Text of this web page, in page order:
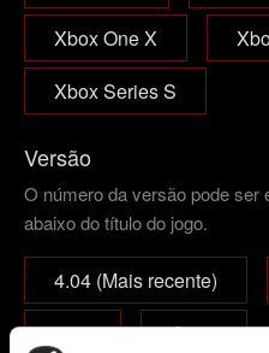
Xbox One X
Xbox Series S
Versão
O número da versão pode ser
abaixo do título do jogo.
4.04 (Mais recente)
4.01
Outra